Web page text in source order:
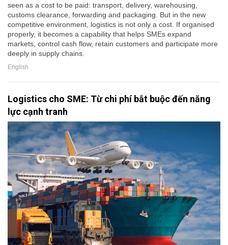
seen as a cost to be paid: transport, delivery, warehousing,
customs clearance, forwarding and packaging. But in the new
competitive environment, logistics is not only a cost. If organised
properly, it becomes a capability that helps SMEs expand
markets, control cash flow, retain customers and participate more
deeply in supply chains.
English
Logistics cho SME: Từ chi phí bắt buộc đến năng
lực cạnh tranh